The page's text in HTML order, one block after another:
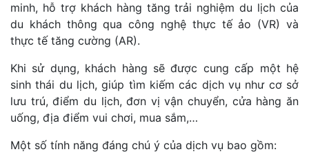
minh, hỗ trợ khách hàng tăng trải nghiệm du lịch của
du khách thông qua công nghệ thực tế ảo (VR) và
thực tế tăng cường (AR).
Khi sử dụng, khách hàng sẽ được cung cấp một hệ
sinh thái du lịch, giúp tìm kiếm các dịch vụ như cơ sở
lưu trú, điểm du lịch, đơn vị vận chuyển, cửa hàng ăn
uống, địa điểm vui chơi, mua sắm,…
Một số tính năng đáng chú ý của dịch vụ bao gồm: